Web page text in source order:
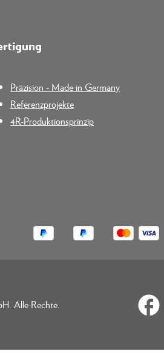
Präzision - Made in Germany
Referenzprojekte
4R-Produktionsprinzip
Alle Rechte.